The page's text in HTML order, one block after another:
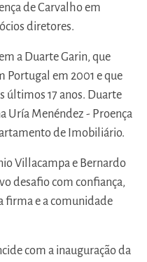
de Carvalho em
diretores.
a Duarte Garin, que
Portugal em 2001 e que
últimos 17 anos. Duarte
Uría Menéndez - Proença
de Imobiliário.
Villacampa e Bernardo
desafio com confiança,
firma e a comunidade
com a inauguração da